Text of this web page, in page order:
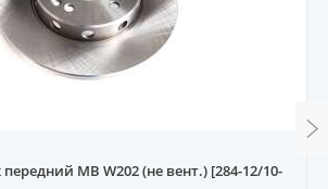
MB W202 (не вент.) [284-12/10-